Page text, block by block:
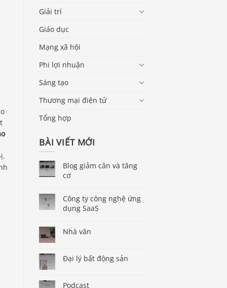
Giải trí
Giáo dục
Mạng xã hội
Phi lợi nhuận
Sáng tạo
Thương mại điện tử
Tổng hợp
BÀI VIẾT MỚI
Blog giảm cân và tăng
cơ
Công ty công nghệ ứng
dụng SaaS
Nhà văn
Đại lý bất động sản
Podcast